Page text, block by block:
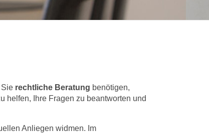
Sie rechtliche Beratung benötigen,
helfen, Ihre Fragen zu beantworten und
Anliegen widmen. Im